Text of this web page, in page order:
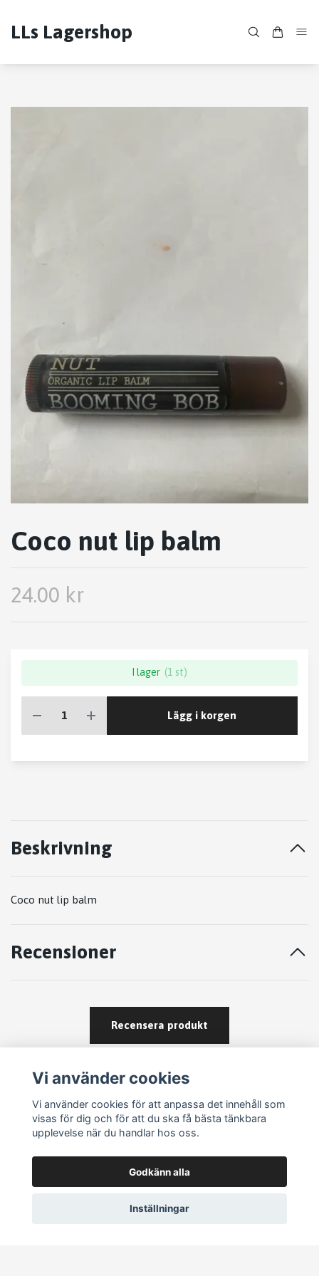
LLs Lagershop
Coco nut lip balm
24.00 kr
I lager (1 st)
Lägg i korgen
Beskrivning
Coco nut lip balm
Recensioner
Recensera produkt
Om köp och returer
Vi använder cookies
Vi använder cookies för att anpassa det innehåll som
visas för dig och för att du ska få bästa tänkbara
upplevelse när du handlar hos oss.
Godkänn alla
Inställningar